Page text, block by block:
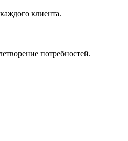
клиента.
потребностей.